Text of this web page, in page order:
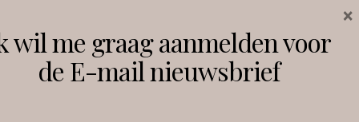
Volg ons
wil me graag aanmelden voor
de E-mail nieuwsbrief
×